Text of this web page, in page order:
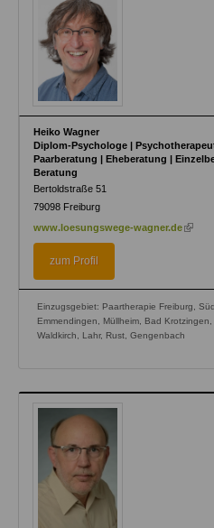
Heiko Wagner
Diplom-Psychologe |
Paarberatung | Eheberatung |
Beratung
Bertoldstraße 51
79098 Freiburg
www.loesungswege-wagner.de (link
zum Profil
Einzugsgebiet: Paartherapie Freiburg,
Emmendingen, Müllheim, Bad
Waldkirch, Lahr, Rust, Gengenbach